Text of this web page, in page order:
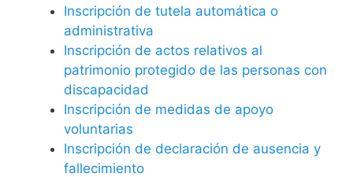
Inscripción de tutela automática o
administrativa
Inscripción de actos relativos al
patrimonio protegido de las personas con
discapacidad
Inscripción de medidas de apoyo
voluntarias
Inscripción de declaración de ausencia y
fallecimiento